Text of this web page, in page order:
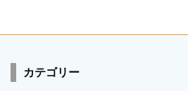
カテゴリー